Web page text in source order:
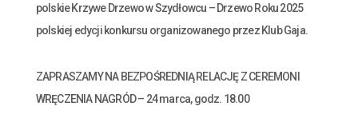
polskie Krzywe Drzewo w Szydłowcu – Drzewo Roku 2025
polskiej edycji konkursu organizowanego przez Klub Gaja.
ZAPRASZAMY NA BEZPOŚREDNIĄ RELACJĘ Z CEREMONI
WRĘCZENIA NAGRÓD – 24 marca, godz. 18.00